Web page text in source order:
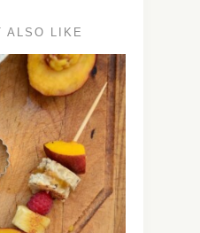
ALSO LIKE